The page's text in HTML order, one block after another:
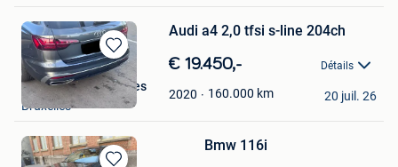
Sauvegarder
dans
Mes
Favoris
Audi a4 2,0 tfsi s-line 204ch
€ 19.450,- Détails
2020 160.000 km
Particulier à Bruxelles
Bruxelles
20 juil. 26
Bmw 116i